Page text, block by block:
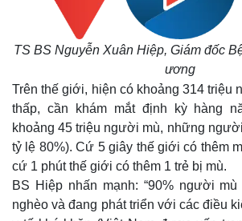
TS BS Nguyễn Xuân Hiệp, Giám đốc
ương
Trên thế giới, hiện có khoảng 314 triệu
thấp, cần khám mắt định kỳ hàng
khoảng 45 triệu người mù, những
tỷ lệ 80%). Cứ 5 giây thế giới có thêm
cứ 1 phút thế giới có thêm 1 trẻ bị mù.
BS Hiệp nhấn mạnh: “90% người
nghèo và đang phát triển với các điều